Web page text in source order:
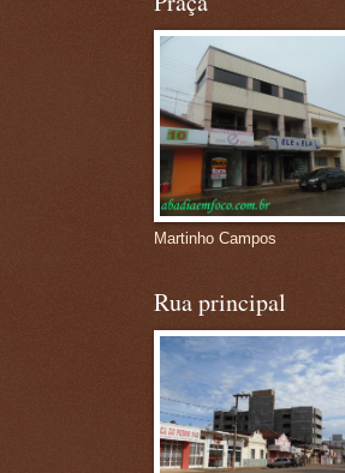
Martinho Campos
Rua principal